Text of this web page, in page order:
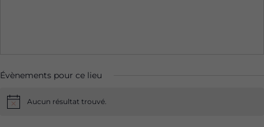
Évènements pour ce lieu
NoticeAucun résultat trouvé.